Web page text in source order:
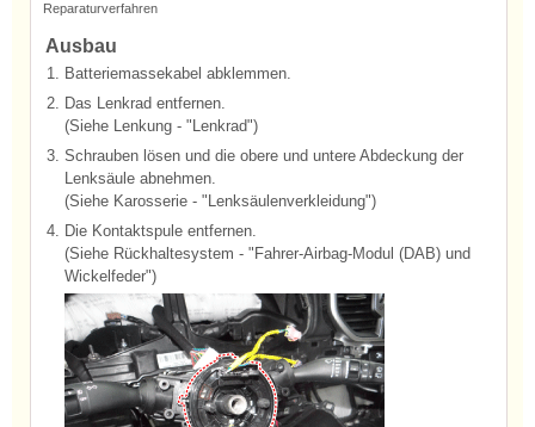
Reparaturverfahren
Ausbau
1. Batteriemassekabel abklemmen.
2. Das Lenkrad entfernen.
(Siehe Lenkung - "Lenkrad")
3. Schrauben lösen und die obere und untere Abdeckung der
Lenksäule abnehmen.
(Siehe Karosserie - "Lenksäulenverkleidung")
4. Die Kontaktspule entfernen.
(Siehe Rückhaltesystem - "Fahrer-Airbag-Modul (DAB) und
Wickelfeder")